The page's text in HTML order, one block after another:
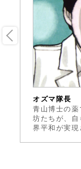
オズマ隊長
青山博士の
坊たちが、
界平和が実